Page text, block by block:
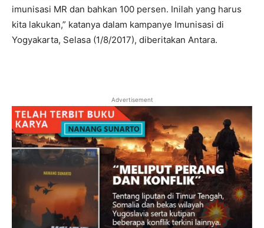
imunisasi MR dan bahkan 100 persen. Inilah yang harus
kita lakukan,” katanya dalam kampanye Imunisasi di
Yogyakarta, Selasa (1/8/2017), diberitakan Antara.
Advertisement